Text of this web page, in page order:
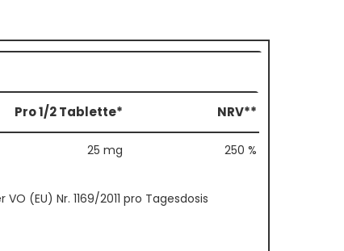
Pro 1/2 Tablette* NRV**
25 mg 250 %
(EU) Nr. 1169/2011 pro Tagesdosis